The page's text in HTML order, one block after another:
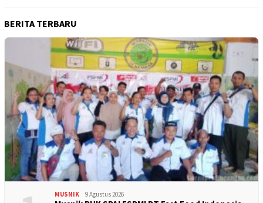
BERITA TERBARU
MUSNIK 9 Agustus 2026